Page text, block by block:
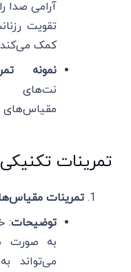
آرامی صدا
تقویت
کمک
نمونه
نت‌های
مقیاس‌های
تمرینات تکنیکی
تمرینات
توضیحات:
به صورت
می‌تواند